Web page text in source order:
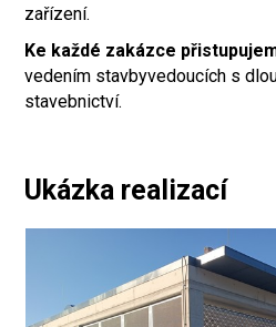
zařízení.
Ke každé zakázce
vedením stavbyvedoucích s
stavebnictví.
Ukázka realizací